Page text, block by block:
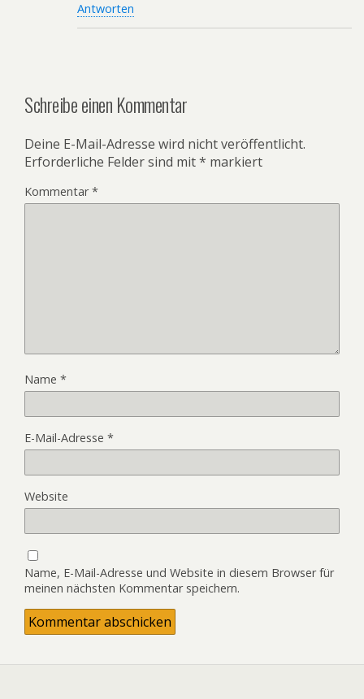
Antworten
Schreibe einen Kommentar
Deine E-Mail-Adresse wird nicht veröffentlicht.
Erforderliche Felder sind mit* markiert
Kommentar*
Name *
E-Mail-Adresse *
Website
Name, E-Mail-Adresse und Website in diesem Browser für
meinen nächsten Kommentar speichern.